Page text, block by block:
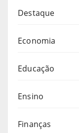
Destaque
Economia
Educação
Ensino
Finanças